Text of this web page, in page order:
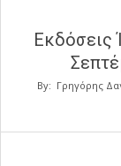
Εκδόσεις
By: Γρηγόρης